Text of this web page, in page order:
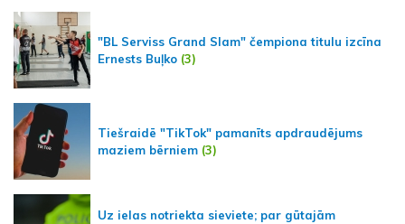
"BL Serviss Grand Slam" čempiona titulu izcīna
Ernests Buļko (3)
Tiešraidē "TikTok" pamanīts apdraudējums
maziem bērniem (3)
Uz ielas notriekta sieviete; par gūtajām